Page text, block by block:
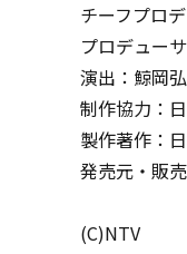
チーフプロ
プロデュー
演出：鯨岡
制作協力：
製作著作：
発売元・販
(C)NTV